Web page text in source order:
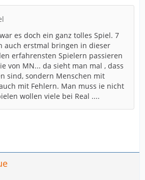
es doch ein ganz tolles Spiel. 7
auch erstmal bringen in dieser
erfahrensten Spielern passieren
von MN... da sieht man mal , dass
sind, sondern Menschen mit
mit Fehlern. Man muss ie nicht
wollen viele bei Real ....